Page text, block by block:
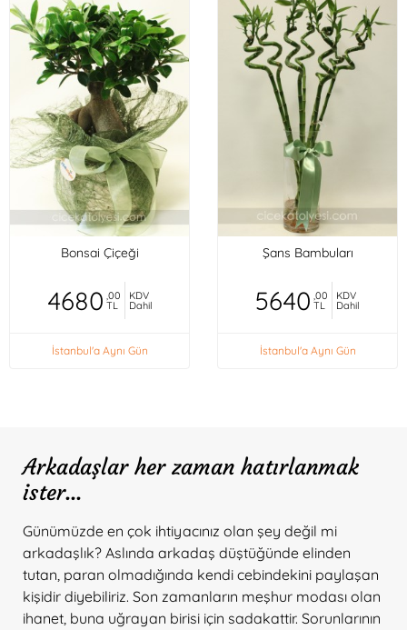
Bonsai Çiçeği
4680 ,00
TL
KDV
Dahil
İstanbul'a Aynı Gün
Şans Bambuları
5640 ,00
TL
KDV
Dahil
İstanbul'a Aynı Gün
Arkadaşlar her zaman hatırlanmak
ister...
Günümüzde en çok ihtiyacınız olan şey değil mi
arkadaşlık? Aslında arkadaş düştüğünde elinden
tutan, paran olmadığında kendi cebindekini paylaşan
kişidir diyebiliriz. Son zamanların meşhur modası olan
ihanet, buna uğrayan birisi için sadakattir. Sorunlarının